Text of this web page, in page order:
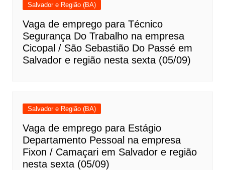
Salvador e Região (BA)
Vaga de emprego para Técnico
Segurança Do Trabalho na empresa
Cicopal / São Sebastião Do Passé em
Salvador e região nesta sexta (05/09)
Salvador e Região (BA)
Vaga de emprego para Estágio
Departamento Pessoal na empresa
Fixon / Camaçari em Salvador e região
nesta sexta (05/09)